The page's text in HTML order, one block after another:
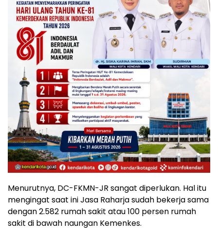
Menurutnya, DC-FKMN-JR sangat diperlukan. Hal itu
mengingat saat ini Jasa Raharja sudah bekerja sama
dengan 2.582 rumah sakit atau 100 persen rumah
sakit di bawah naungan Kemenkes.